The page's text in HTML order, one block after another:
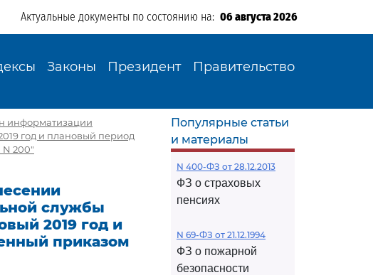
Актуальные документы по состоянию на: 06 августа 2026
Законы Президент Правительство
информатизации
год и плановый период
N 200"
службы
2019 год и
приказом
Популярные статьи
и материалы
N 400-ФЗ от 28.12.2013
ФЗ о страховых
пенсиях
N 69-ФЗ от 21.12.1994
ФЗ о пожарной
безопасности